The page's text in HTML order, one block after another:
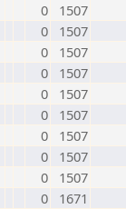
0
1507
0
1507
0
1507
0
1507
0
1507
0
1507
0
1507
0
1507
0
1507
0
1671